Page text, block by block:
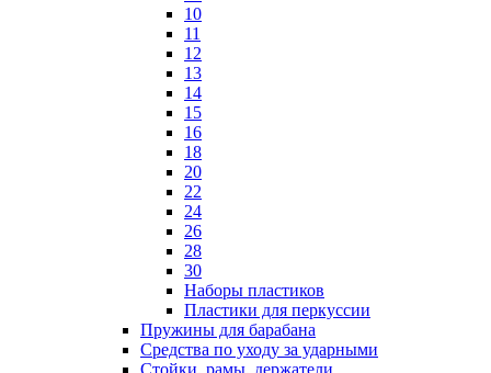
10
11
12
13
14
15
16
18
20
22
24
26
28
30
Наборы пластиков
Пластики для перкуссии
Пружины для барабана
Средства по уходу за ударными
Стойки, рамы, держатели